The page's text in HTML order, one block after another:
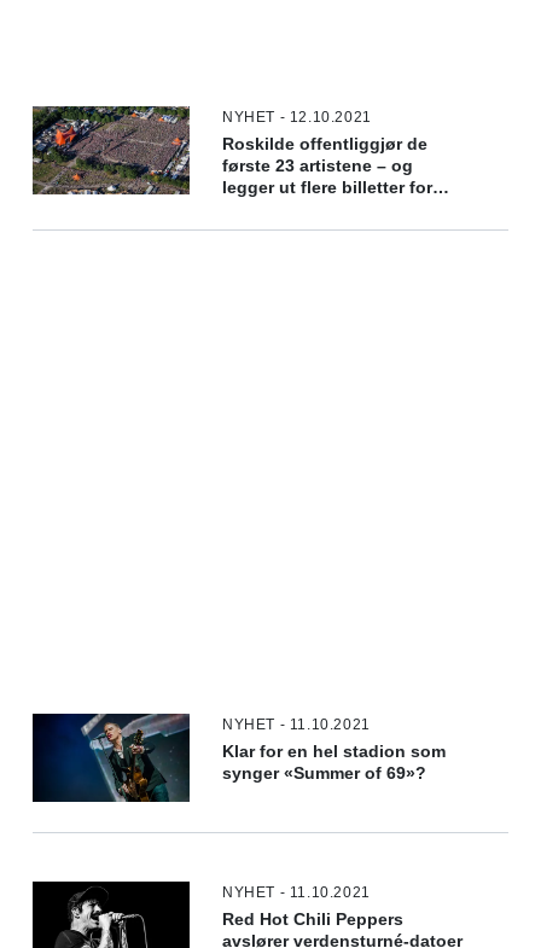
NYHET - 12.10.2021
Roskilde offentliggjør de
første 23 artistene – og
legger ut flere billetter for
NYHET - 11.10.2021
Klar for en hel stadion som
synger «Summer of 69»?
NYHET - 11.10.2021
Red Hot Chili Peppers
avslører verdensturné-datoer